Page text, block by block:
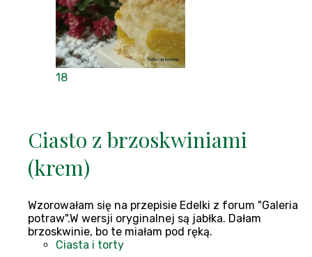
18
Ciasto z brzoskwiniami
(krem)
Wzorowałam się na przepisie Edelki z forum "Galeria
potraw".W wersji oryginalnej są jabłka. Dałam
brzoskwinie, bo te miałam pod ręką.
Ciasta i torty